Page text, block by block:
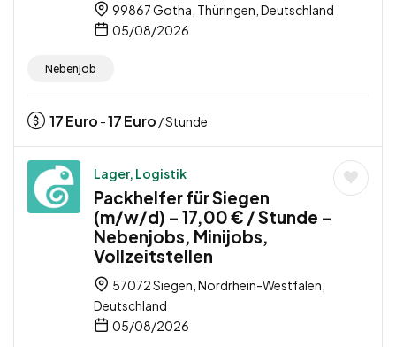
99867 Gotha, Thüringen, Deutschland
05/08/2026
Nebenjob
17Euro -17Euro / Stunde
Lager, Logistik
Packhelfer für Siegen
(m/w/d) – 17,00 € / Stunde –
Nebenjobs, Minijobs,
Vollzeitstellen
57072 Siegen, Nordrhein-Westfalen,
Deutschland
05/08/2026